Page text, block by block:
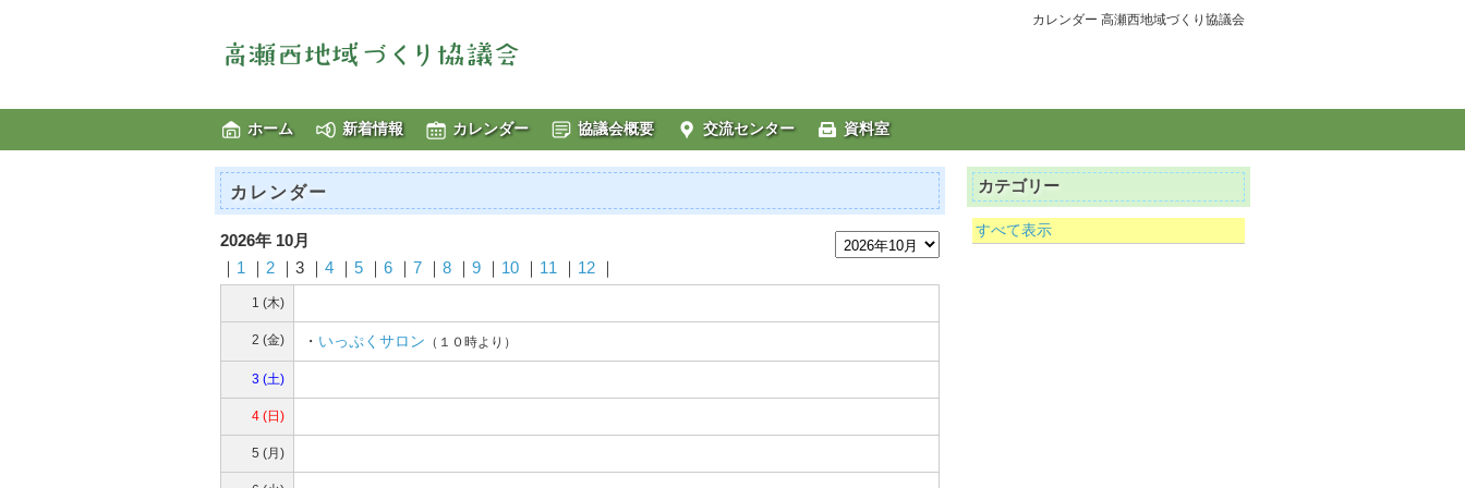
カレンダー 高瀬西地域づくり協議会
ホーム 新着情報 カレンダー 協議会概要 交流センター 資料室
カレンダー
2026年 10月
1 2 ｜3 ｜ 4 5 6 7 8 9 10 11 12
1 (木)
2 (金) ・ いっぷくサロン （１０時より）
3 (土)
4 (日)
5 (月)
カテゴリー
すべて表示